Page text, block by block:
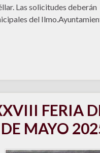
Las solicitudes deberán
del
FERIA
MAYO